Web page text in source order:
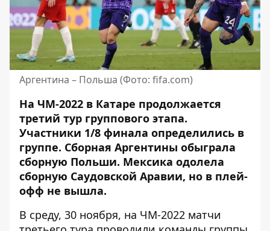
Аргентина – Польша (Фото: fifa.com)
На ЧМ-2022 в Катаре продолжается
третий тур группового этапа.
Участники 1/8 финала определились в
группе. Сборная Аргентины обыграла
сборную Польши. Мексика одолела
сборную Саудовской Аравии, но в плей-
офф не вышла.
В среду, 30 ноября, на ЧМ-2022 матчи